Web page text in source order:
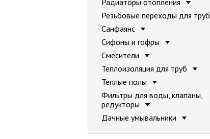
Радиаторы отопления
Резьбовые переходы для труб
Санфаянс
Сифоны и гофры
Смесители
Теплоизоляция для труб
Теплые полы
Фильтры для воды, клапаны,
редукторы
Дачные умывальники